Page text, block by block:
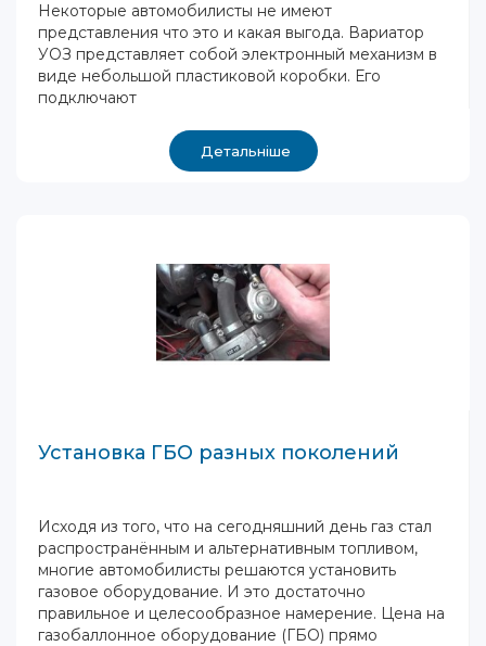
Некоторые автомобилисты не имеют
представления что это и какая выгода. Вариатор
УОЗ представляет собой электронный механизм в
виде небольшой пластиковой коробки. Его
подключают
Детальніше
Установка ГБО разных поколений
Исходя из того, что на сегодняшний день газ стал
распространённым и альтернативным топливом,
многие автомобилисты решаются установить
газовое оборудование. И это достаточно
правильное и целесообразное намерение. Цена на
газобаллонное оборудование (ГБО) прямо